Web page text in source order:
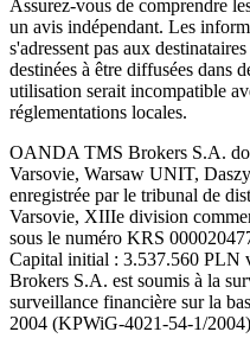
Assurez-vous de comprendre
un avis indépendant. Les
s'adressent pas aux
destinées à être diffusées dans
utilisation serait incompatible
réglementations locales.
OANDA TMS Brokers S.A.
Varsovie, Warsaw UNIT,
enregistrée par le tribunal de
Varsovie, XIIIe division
sous le numéro KRS
Capital initial : 3.537.560 PLN
Brokers S.A. est soumis à la
surveillance financière sur la
2004 (KPWiG-4021-54-1/